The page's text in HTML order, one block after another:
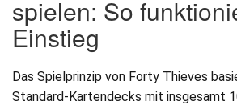
spielen: So
Einstieg
Das Spielprinzip von Forty Thieves
Standard-Kartendecks mit insgesamt